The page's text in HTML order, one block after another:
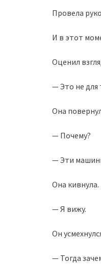
Провела
И в этот
Оценил
— Это не для
Она
— Почему?
— Эти
Она кивнула.
— Я вижу.
Он
— Тогда